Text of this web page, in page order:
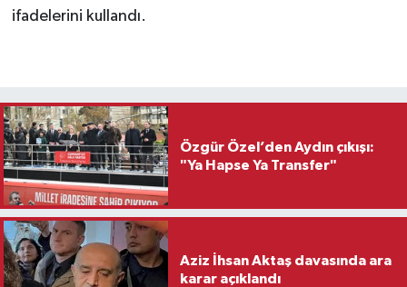
ifadelerini kullandı.
Özgür Özel’den Aydın çıkışı:
"Ya Hapse Ya Transfer"
Aziz İhsan Aktaş davasında ara
karar açıklandı